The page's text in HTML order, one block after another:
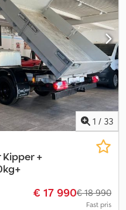
1 / 33
+
€ 17 990€ 18 990
Fast pris